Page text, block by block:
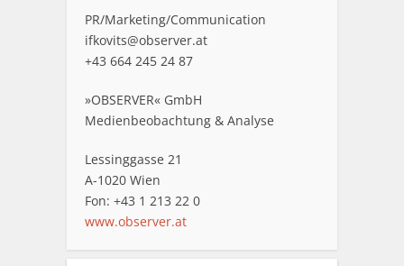
PR/Marketing/Communication
ifkovits@observer.at
+43 664 245 24 87
»OBSERVER« GmbH
Medienbeobachtung & Analyse
Lessinggasse 21
A-1020 Wien
Fon: +43 1 213 22 0
www.observer.at